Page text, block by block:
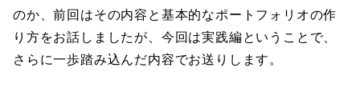
のか、前回はその内容と基本的なポートフォリオの作
り方をお話しましたが、今回は実践編ということで、
さらに一歩踏み込んだ内容でお送りします。